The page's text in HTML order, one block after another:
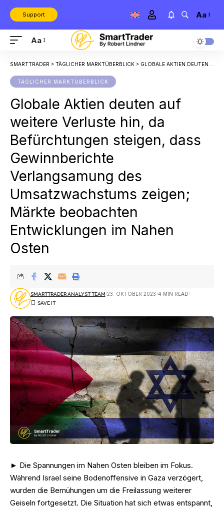
Support Aa
Aa
SMARTTRADER > TÄGLICHER MARKTÜBERBLICK > GLOBALE AKTIEN DEUTEN AUF WEITERE VERLUSTE HIN, DA BEFÜRCHTUNGEN STEIGEN, DASS GEWINNBERICHTE VERLANGSAMUNG DES UMSATZWACHSTUMS ZEIGEN; MÄRKTE BEOBACHTEN ENTWICKLUNGEN IM NAHEN OSTEN
TÄGLICHER MARKTÜBERBLICK
Globale Aktien deuten auf
weitere Verluste hin, da
Befürchtungen steigen, dass
Gewinnberichte
Verlangsamung des
Umsatzwachstums zeigen;
Märkte beobachten
Entwicklungen im Nahen
Osten
SMARTTRADER ANALYST TEAM 23. OKTOBER 2023 4 MIN READ
► Die Spannungen im Nahen Osten bleiben im Fokus.
Während Israel seine Bodenoffensive in Gaza verzögert,
wurden die Bemühungen um die Freilassung weiterer
Geiseln fortgesetzt. Die Situation hat sich etwas entspannt,